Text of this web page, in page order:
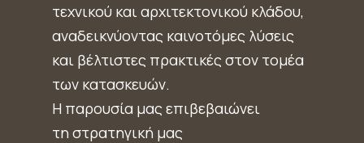
τεχνικού και αρχιτεκτονικού κλάδου,
αναδεικνύοντας καινοτόμες λύσεις
και βέλτιστες πρακτικές στον τομέα
των κατασκευών.
Η παρουσία μας επιβεβαιώνει
τη στρατηγική μας